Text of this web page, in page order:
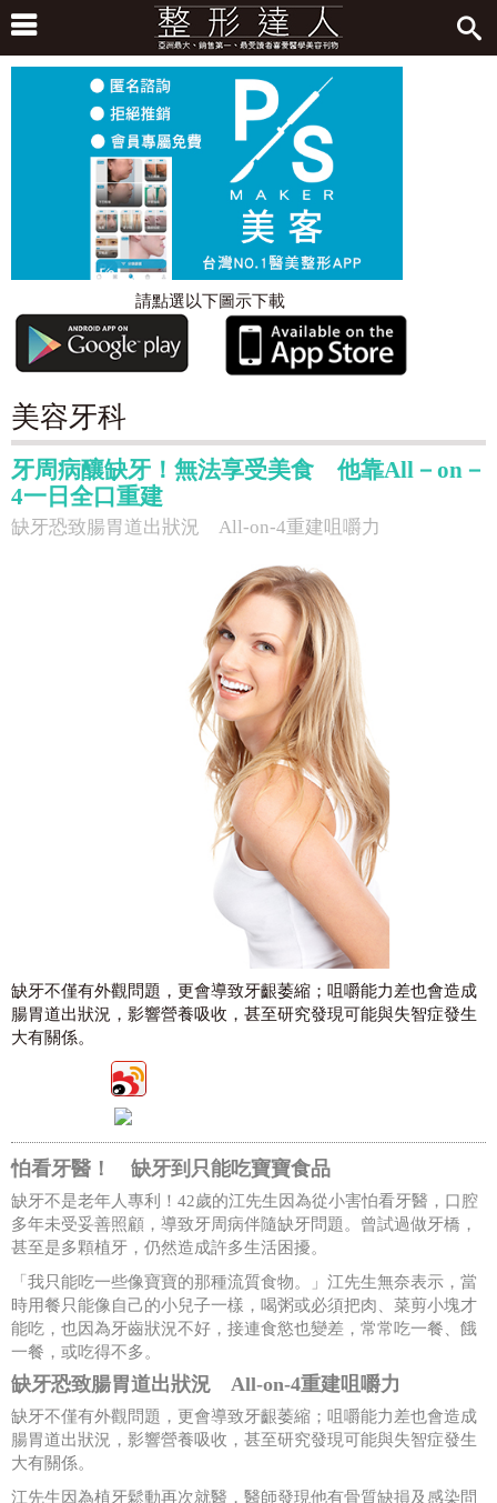
請點選以下圖示下載
美容牙科
牙周病釀缺牙！無法享受美食 他靠All－on－
4一日全口重建
缺牙恐致腸胃道出狀況 All-on-4重建咀嚼力
缺牙不僅有外觀問題，更會導致牙齦萎縮；咀嚼能力差也會造成
腸胃道出狀況，影響營養吸收，甚至研究發現可能與失智症發生
大有關係。
怕看牙醫！ 缺牙到只能吃寶寶食品
缺牙不是老年人專利！42歲的江先生因為從小害怕看牙醫，口腔
多年未受妥善照顧，導致牙周病伴隨缺牙問題。曾試過做牙橋，
甚至是多顆植牙，仍然造成許多生活困擾。
「我只能吃一些像寶寶的那種流質食物。」江先生無奈表示，當
時用餐只能像自己的小兒子一樣，喝粥或必須把肉、菜剪小塊才
能吃，也因為牙齒狀況不好，接連食慾也變差，常常吃一餐、餓
一餐，或吃得不多。
缺牙恐致腸胃道出狀況 All-on-4重建咀嚼力
缺牙不僅有外觀問題，更會導致牙齦萎縮；咀嚼能力差也會造成
腸胃道出狀況，影響營養吸收，甚至研究發現可能與失智症發生
大有關係。
江先生因為植牙鬆動再次就醫，醫師發現他有骨質缺損及感染問